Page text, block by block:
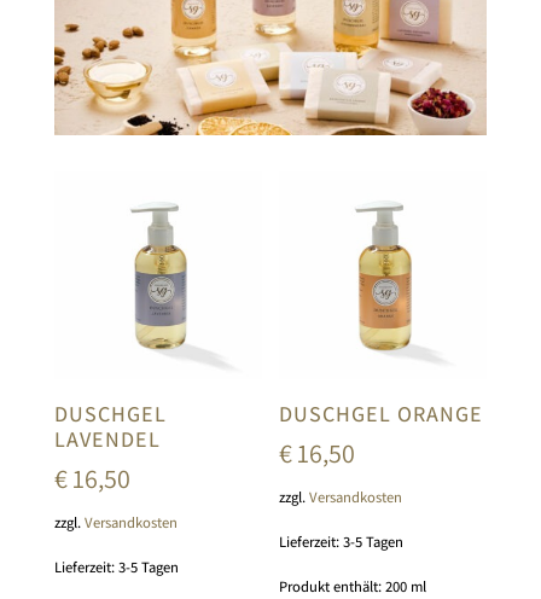
DUSCHGEL
LAVENDEL
€16,50
zzgl.Versandkosten
Lieferzeit:3-5 Tagen
DUSCHGEL ORANGE
€16,50
zzgl.Versandkosten
Lieferzeit:3-5 Tagen
Produkt enthält: 200 ml